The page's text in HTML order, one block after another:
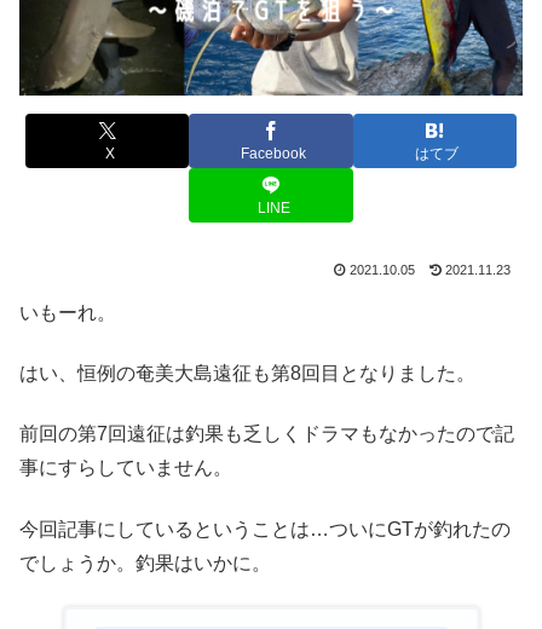
X Facebook はてブ
LINE
2021.10.05 2021.11.23
いもーれ。
はい、恒例の奄美大島遠征も第8回目となりました。
前回の第7回遠征は釣果も乏しくドラマもなかったので記
事にすらしていません。
今回記事にしているということは…ついにGTが釣れたの
でしょうか。釣果はいかに。